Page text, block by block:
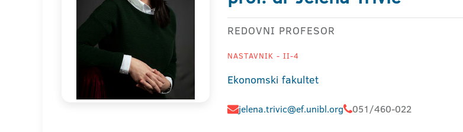
REDOVNI PROFESOR
NASTAVNIK - II-4
Ekonomski fakultet
jelena.trivic@ef.unibl.org 051/460-022